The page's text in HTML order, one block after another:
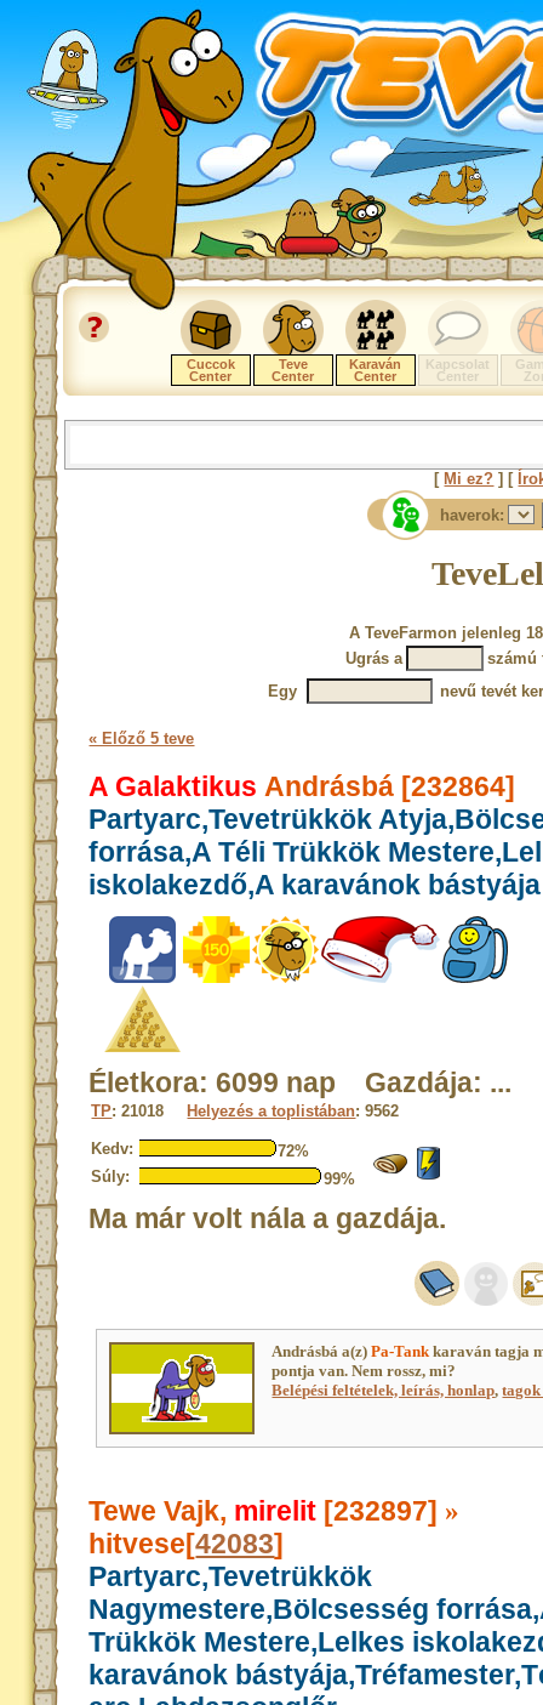
Cuccok
Center
Teve
Center
Karaván
Center
Kapcsolat
Center
[ Mi ez? ] [
haverok:
A TeveFarmon jelenleg
Ugrás a
számú
Egy
nevű tevét
« Előző 5 teve
A Galaktikus Andrásbá [232864]
Partyarc,Tevetrükkök
forrása,A Téli Trükkök
iskolakezdő,A karavánok bástyája
Életkora: 6099 nap Gazdája: ...
TP: 21018 Helyezés a toplistában: 9562
Kedv:
72%
Súly:
99%
Ma már volt nála a gazdája.
Andrásbá a(z)Pa-Tankkaraván tagja
pontja van. Nem rossz, mi?
Belépési feltételek, leírás, honlap,
Tewe Vajk, mirelit [232897] »
hitvese[42083]
Partyarc,Tevetrükkök
Nagymestere,Bölcsesség
Trükkök Mestere,Lelkes
karavánok